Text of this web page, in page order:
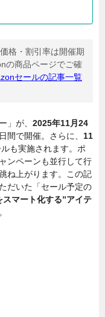
格・割引率は開催期
の商品ページでご確
セールの記事一覧
」が、 2025年11月24
間で開催。さらに、 11
も実施されます。ポ
ンペーンも並行して行
ね上がります。この記
だいた「セール予定の
マート化する”アイテ